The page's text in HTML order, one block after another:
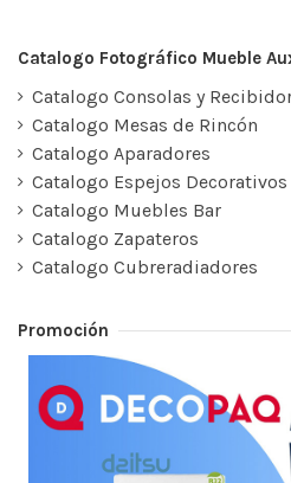
Catalogo Fotográfico Mueble
Catalogo Consolas y
Catalogo Mesas de Rincón
Catalogo Aparadores
Catalogo Espejos Decorativos
Catalogo Muebles Bar
Catalogo Zapateros
Catalogo Cubreradiadores
Promoción